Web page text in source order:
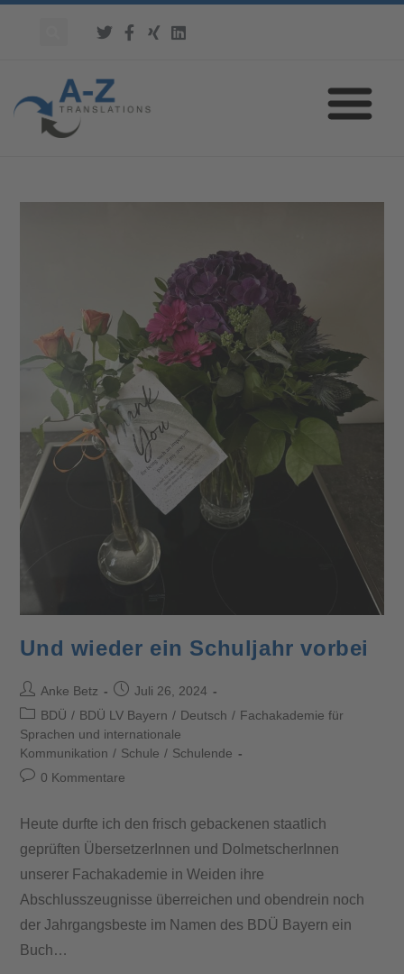
Und wieder ein Schuljahr vorbei
Anke Betz
Juli 26, 2024
BDÜ / BDÜ LV Bayern / Deutsch / Fachakademie für
Sprachen und internationale
Kommunikation / Schule / Schulende
0 Kommentare
Heute durfte ich den frisch gebackenen staatlich
geprüften ÜbersetzerInnen und DolmetscherInnen
unserer Fachakademie in Weiden ihre
Abschlusszeugnisse überreichen und obendrein noch
der Jahrgangsbeste im Namen des BDÜ Bayern ein
Buch…